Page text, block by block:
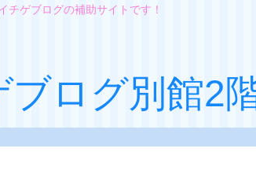
チゲブログの補助サイトです！
ブログ別館2